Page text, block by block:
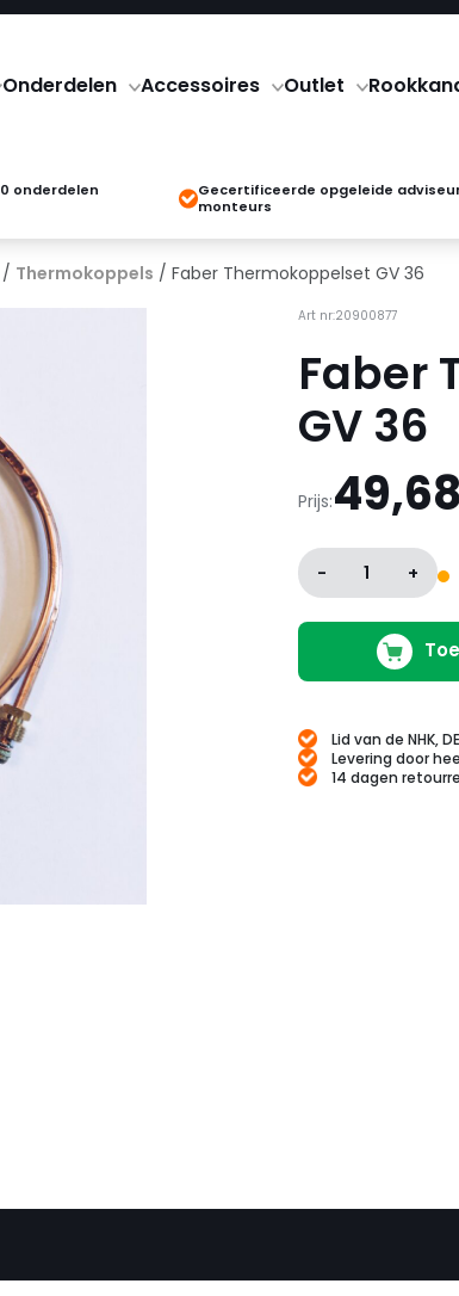
Onderdelen Accessoires Outlet
onderdelen
Gecertificeerde opgeleide
monteurs
/ Thermokoppels / Faber Thermokoppelset GV 36
Art nr:20900877
Faber
GV 36
Prijs:49,68
- 1 +
Lid van de NHK,
Levering door
14 dagen